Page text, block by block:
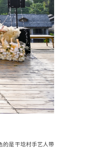
的是干埝村手艺人带